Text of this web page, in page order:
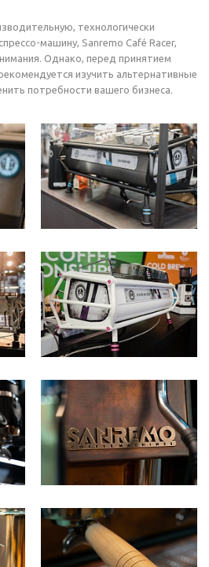
технологически
машину, Sanremo Café Racer,
Однако, перед принятием
изучить альтернативные
потребности вашего бизнеса.